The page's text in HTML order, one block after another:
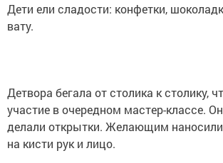
Дети ели сладости: конфетки,
вату.
Детвора бегала от столика к столику,
участие в очередном мастер-классе.
делали открытки. Желающим наносили
на кисти рук и лицо.